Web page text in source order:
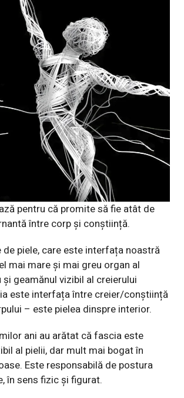
pentru că promite să fie atât de
între corp și conștiință.
de piele, care este interfața noastră
mai mare și mai greu organ al
geamănul vizibil al creierului
este interfața între creier/conștiință
– este pielea dinspre interior.
ani au arătat că fascia este
al pielii, dar mult mai bogat în
Este responsabilă de postura
în sens fizic și figurat.